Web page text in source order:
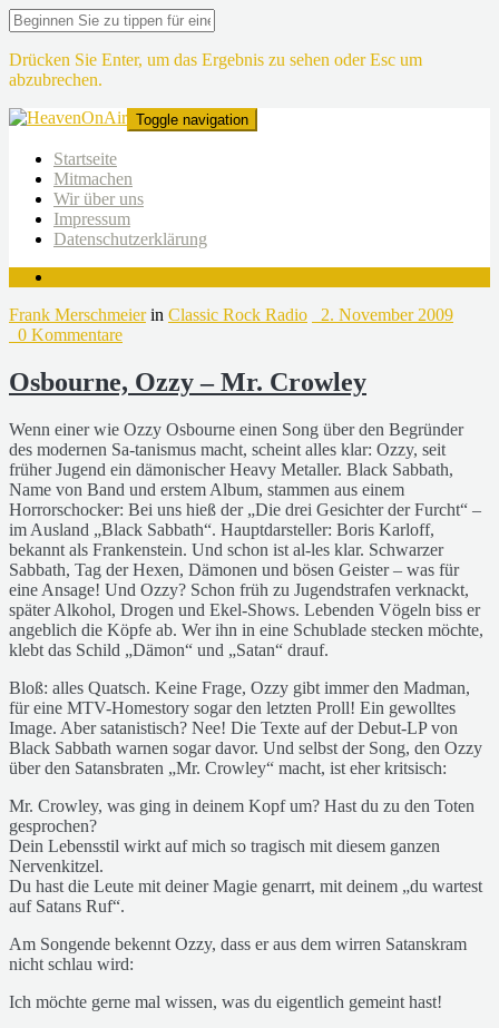
Drücken Sie Enter, um das Ergebnis zu sehen oder Esc um
abzubrechen.
Toggle navigation
Startseite
Mitmachen
Wir über uns
Impressum
Datenschutzerklärung
Frank Merschmeierin Classic Rock Radio
2. November 2009
0 Kommentare
Osbourne, Ozzy – Mr. Crowley
Wenn einer wie Ozzy Osbourne einen Song über den Begründer
des modernen Sa-tanismus macht, scheint alles klar: Ozzy, seit
früher Jugend ein dämonischer Heavy Metaller. Black Sabbath,
Name von Band und erstem Album, stammen aus einem
Horrorschocker: Bei uns hieß der „Die drei Gesichter der Furcht“ –
im Ausland „Black Sabbath“. Hauptdarsteller: Boris Karloff,
bekannt als Frankenstein. Und schon ist al-les klar. Schwarzer
Sabbath, Tag der Hexen, Dämonen und bösen Geister – was für
eine Ansage! Und Ozzy? Schon früh zu Jugendstrafen verknackt,
später Alkohol, Drogen und Ekel-Shows. Lebenden Vögeln biss er
angeblich die Köpfe ab. Wer ihn in eine Schublade stecken möchte,
klebt das Schild „Dämon“ und „Satan“ drauf.
Bloß: alles Quatsch. Keine Frage, Ozzy gibt immer den Madman,
für eine MTV-Homestory sogar den letzten Proll! Ein gewolltes
Image. Aber satanistisch? Nee! Die Texte auf der Debut-LP von
Black Sabbath warnen sogar davor. Und selbst der Song, den Ozzy
über den Satansbraten „Mr. Crowley“ macht, ist eher kritsisch:
Mr. Crowley, was ging in deinem Kopf um? Hast du zu den Toten
gesprochen?
Dein Lebensstil wirkt auf mich so tragisch mit diesem ganzen
Nervenkitzel.
Du hast die Leute mit deiner Magie genarrt, mit deinem „du wartest
auf Satans Ruf“.
Am Songende bekennt Ozzy, dass er aus dem wirren Satanskram
nicht schlau wird:
Ich möchte gerne mal wissen, was du eigentlich gemeint hast!